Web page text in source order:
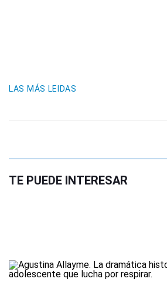
LAS MÁS LEIDAS
TE PUEDE INTERESAR